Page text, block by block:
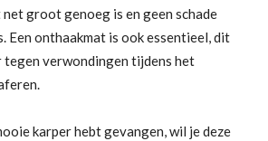
groot genoeg is en geen schade
Een onthaakmat is ook essentieel, dit
tegen verwondingen tijdens het
karper hebt gevangen, wil je deze